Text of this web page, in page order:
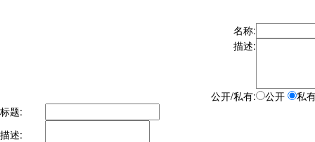
名称:
描述:
公开/私有: 公开
私
标题:
描述: